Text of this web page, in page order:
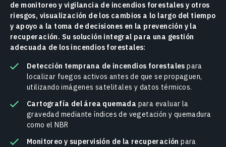
de monitoreo y vigilancia de incendios forestales y otros
riesgos, visualización de los cambios a lo largo del tiempo
y apoyo a la toma de decisiones en la prevención y la
recuperación. Su solución integral para una gestión
adecuada de los incendios forestales:
Detección temprana de incendios forestales para
localizar fuegos activos antes de que se propaguen,
utilizando imágenes satelitales y datos térmicos.
Cartografía del área quemada para evaluar la
gravedad mediante índices de vegetación y quemadura
como el NBR
Monitoreo y supervisión de la recuperación para